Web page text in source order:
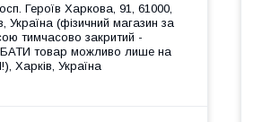
Героїв Харкова, 91, 61000,
Україна (фізичний магазин за
тимчасово закритий -
товар можливо лише на
Харків, Україна